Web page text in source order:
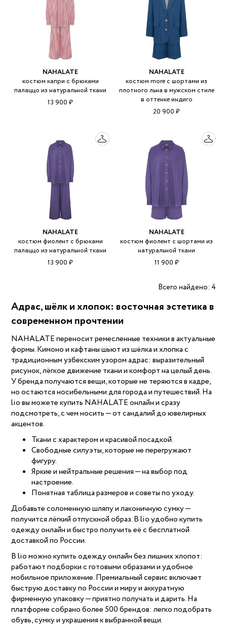
NAHALATE
костюм капри с брюками
палаццо из натуральной ткани
13 900 ₽
NAHALATE
костюм more с шортами из
плотного льна в мужском стиле
в оттенке индиго
20 900 ₽
NAHALATE
костюм фиолент с брюками
палаццо из натуральной ткани
13 900 ₽
NAHALATE
костюм фиолент с шортами из
натуральной ткани
11 900 ₽
Всего найдено: 4
Адрас, шёлк и хлопок: восточная эстетика в
современном прочтении
NAHALATE переносит ремесленные техники в актуальные
формы. Кимоно и кафтаны шьют из шёлка и хлопка с
традиционным узбекским узором адрас: выразительный
рисунок, лёгкое движение ткани и комфорт на целый день.
У бренда получаются вещи, которые не теряются в кадре,
но остаются носибельными для города и путешествий. На
lio вы можете купить NAHALATE онлайн и сразу
подсмотреть, с чем носить — от сандалий до ювелирных
акцентов.
Ткани с характером и красивой посадкой.
Свободные силуэты, которые не перегружают
фигуру.
Яркие и нейтральные решения — на выбор под
настроение.
Понятная таблица размеров и советы по уходу.
Добавьте соломенную шляпу и лаконичную сумку —
получится лёгкий отпускной образ. В lio удобно купить
одежду онлайн и быстро получить её с бесплатной
доставкой по России.
В lio можно купить одежду онлайн без лишних хлопот:
работают подборки с готовыми образами и удобное
мобильное приложение. Премиальный сервис включает
быструю доставку по России и миру и аккуратную
фирменную упаковку — приятно получать и дарить. На
платформе собрано более 500 брендов: легко подобрать
обувь, сумку и украшения к выбранной вещи.